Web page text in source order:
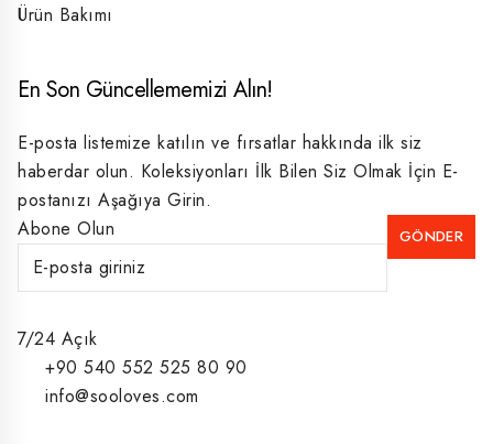
Ürün Bakımı
En Son Güncellememizi Alın!
E-posta listemize katılın ve fırsatlar hakkında ilk siz
haberdar olun. Koleksiyonları İlk Bilen Siz Olmak İçin E-
postanızı Aşağıya Girin.
Abone Olun
7/24 Açık
+90 540 552 525 80 90
info@sooloves.com